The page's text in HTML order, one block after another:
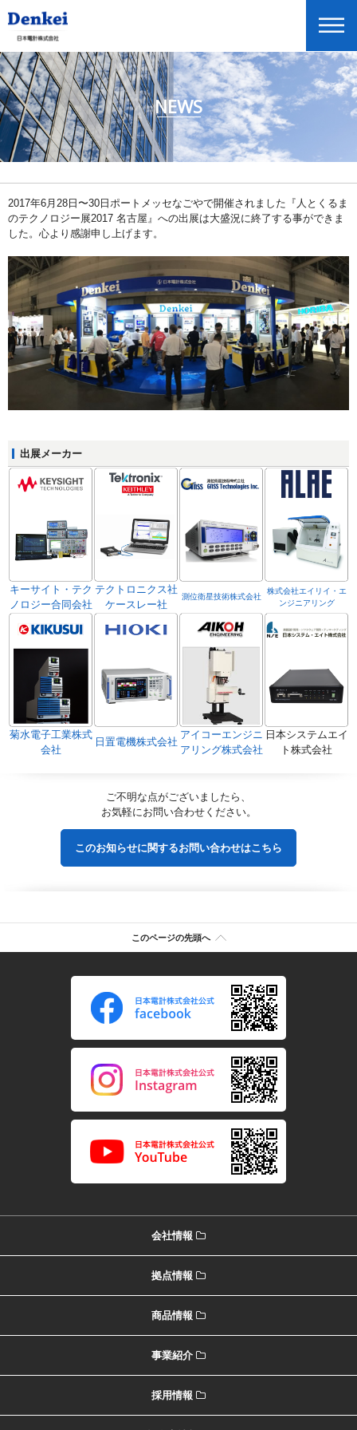
ニュースリリース
企業情報
投資家情報
展示会・セミナー情報
Global Home
English
NEWS
2017年6月28日〜30日ポートメッセなごやで開催されました『人とくるま
のテクノロジー展2017 名古屋』への出展は大盛況に終了する事ができま
した。心より感謝申し上げます。
出展メーカー
キーサイト・テク
ノロジー合同会社
テクトロニクス社
ケースレー社
測位衛星技術株式会社
株式会社エイリイ・エ
ンジニアリング
菊水電子工業株式
会社
日置電機株式会社
アイコーエンジニ
アリング株式会社
日本システムエイ
ト株式会社
ご不明な点がございましたら、
お気軽にお問い合わせください。
このお知らせに関するお問い合わせはこちら
このページの先頭へ
会社情報
拠点情報
商品情報
事業紹介
採用情報